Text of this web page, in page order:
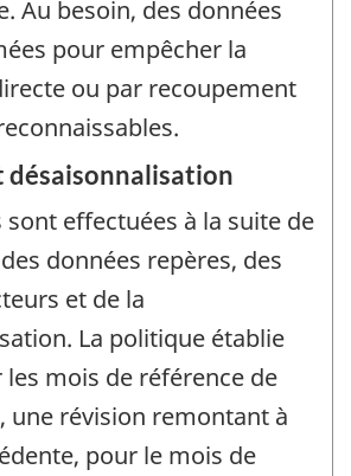
Au besoin, des données
pour empêcher la
ou par recoupement
désaisonnalisation
sont effectuées à la suite de
données repères, des
et de la
La politique établie
mois de référence de
une révision remontant à
pour le mois de